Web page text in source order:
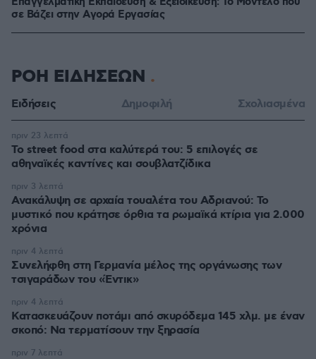
σε Bάζει στην Aγορά Eργασίας
ΡΟΗ ΕΙΔΗΣΕΩΝ
Ειδήσεις Δημοφιλή Σχολιασμένα
Το street food στα καλύτερά του: 5 επιλογές σε
αθηναϊκές καντίνες και σουβλατζίδικα
πριν 23 λεπτά
Ανακάλυψη σε αρχαία τουαλέτα του Αδριανού: Το
μυστικό που κράτησε όρθια τα ρωμαϊκά κτίρια για 2.000
χρόνια
πριν 3 λεπτά
Συνελήφθη στη Γερμανία μέλος της οργάνωσης των
τσιγαράδων του «Έντικ»
πριν 4 λεπτά
Κατασκευάζουν ποτάμι από σκυρόδεμα 145 χλμ. με έναν
σκοπό: Να τερματίσουν την ξηρασία
πριν 4 λεπτά
πριν 7 λεπτά